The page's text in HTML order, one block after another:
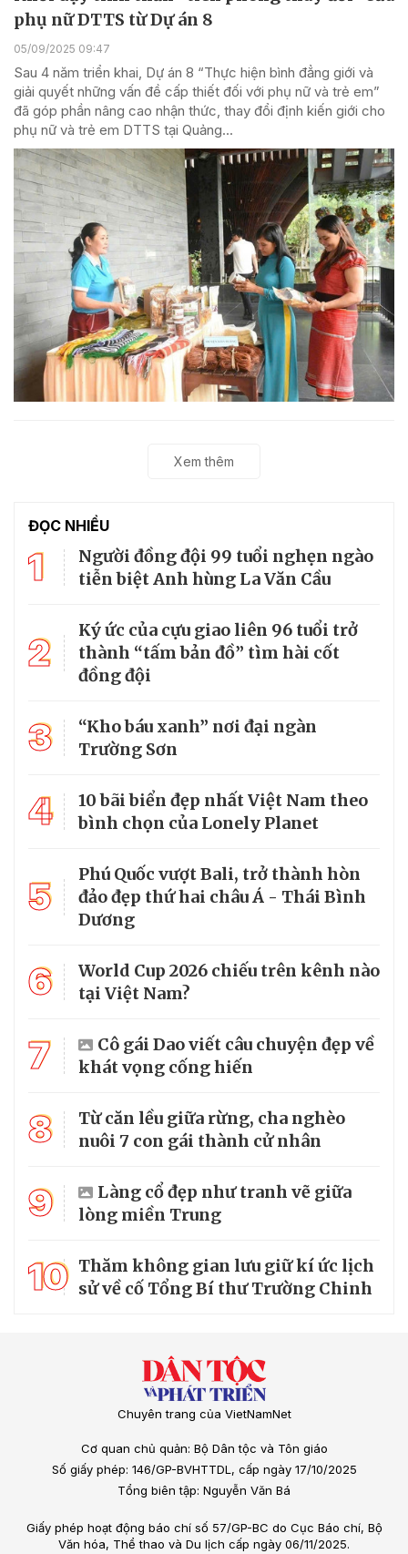
phụ nữ DTTS từ Dự án 8
05/09/2025 09:47
Sau 4 năm triển khai, Dự án 8 “Thực hiện bình đẳng giới và
giải quyết những vấn đề cấp thiết đối với phụ nữ và trẻ em”
đã góp phần nâng cao nhận thức, thay đổi định kiến giới cho
phụ nữ và trẻ em DTTS tại Quảng...
Xem thêm
ĐỌC NHIỀU
1
Người đồng đội 99 tuổi nghẹn ngào
tiễn biệt Anh hùng La Văn Cầu
2
Ký ức của cựu giao liên 96 tuổi trở
thành “tấm bản đồ” tìm hài cốt
đồng đội
3
“Kho báu xanh” nơi đại ngàn
Trường Sơn
4
10 bãi biển đẹp nhất Việt Nam theo
bình chọn của Lonely Planet
5
Phú Quốc vượt Bali, trở thành hòn
đảo đẹp thứ hai châu Á - Thái Bình
Dương
6
World Cup 2026 chiếu trên kênh nào
tại Việt Nam?
7
Cô gái Dao viết câu chuyện đẹp về
khát vọng cống hiến
8
Từ căn lều giữa rừng, cha nghèo
nuôi 7 con gái thành cử nhân
9
Làng cổ đẹp như tranh vẽ giữa
lòng miền Trung
10 Thăm không gian lưu giữ kí ức lịch
sử về cố Tổng Bí thư Trường Chinh
Chuyên trang của VietNamNet
Cơ quan chủ quản: Bộ Dân tộc và Tôn giáo
Số giấy phép: 146/GP-BVHTTDL, cấp ngày 17/10/2025
Tổng biên tập: Nguyễn Văn Bá
Giấy phép hoạt động báo chí số 57/GP-BC do Cục Báo chí, Bộ
Văn hóa, Thể thao và Du lịch cấp ngày 06/11/2025.